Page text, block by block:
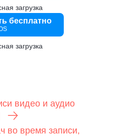
загрузка
бесплатно
загрузка
видео и аудио
во время записи,